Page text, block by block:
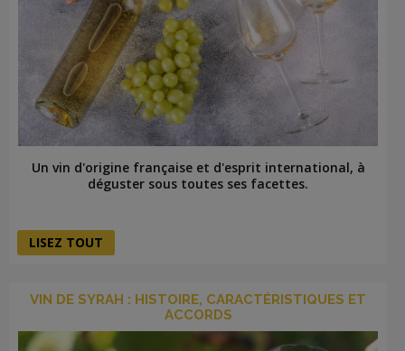
Un vin d'origine française et d'esprit international, à
déguster sous toutes ses facettes.
LISEZ TOUT
VIN DE SYRAH : HISTOIRE, CARACTÉRISTIQUES ET
ACCORDS